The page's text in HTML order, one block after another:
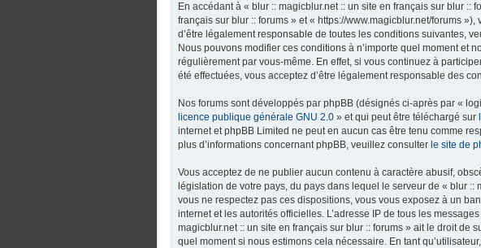
En accédant à « blur :: magicblur.net :: un site en français sur blur ::
français sur blur :: forums » et « https://www.magicblur.net/forums
d’être légalement responsable de toutes les conditions suivantes,
Nous pouvons modifier ces conditions à n’importe quel moment et
régulièrement par vous-même. En effet, si vous continuez à
été effectuées, vous acceptez d’être légalement responsable des
Nos forums sont développés par phpBB (désignés ci-après par «
licence publique générale GNU 2.0 » et qui peut être téléchargé sur
internet et phpBB Limited ne peut en aucun cas être tenu comme
plus d’informations concernant phpBB, veuillez consulter le site de
Vous acceptez de ne publier aucun contenu à caractère abusif,
législation de votre pays, du pays dans lequel le serveur de « blur
vous ne respectez pas ces dispositions, vous vous exposez à un
internet et les autorités officielles. L’adresse IP de tous les
magicblur.net :: un site en français sur blur :: forums » ait le droit de
quel moment si nous estimons cela nécessaire. En tant